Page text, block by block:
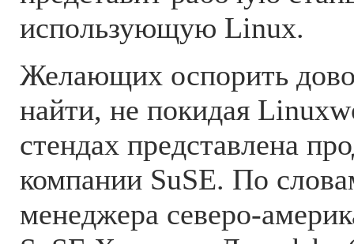
использующую Linux.
Желающих оспорить
найти, не покидая
стендах представлена
компании SuSE. По
менеджера северо-